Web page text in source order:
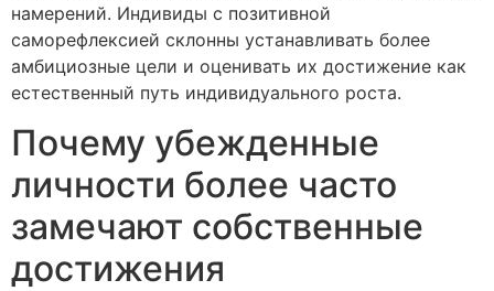
намерений. Индивиды с позитивной
саморефлексией склонны устанавливать более
амбициозные цели и оценивать их достижение как
естественный путь индивидуального роста.
Почему убежденные
личности более часто
замечают собственные
достижения